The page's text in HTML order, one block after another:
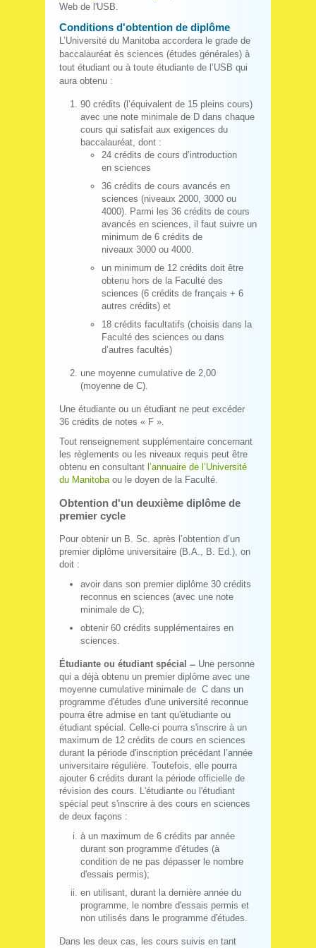
Web de l'USB.
Conditions d'obtention de diplôme
L’Université du Manitoba accordera le grade de
baccalauréat ès sciences (études générales) à
tout étudiant ou à toute étudiante de l’USB qui
aura obtenu :
90 crédits (l’équivalent de 15 pleins cours)
avec une note minimale de D dans chaque
cours qui satisfait aux exigences du
baccalauréat, dont :
24 crédits de cours d’introduction
en sciences
36 crédits de cours avancés en
sciences (niveaux 2000, 3000 ou
4000). Parmi les 36 crédits de cours
avancés en sciences, il faut suivre un
minimum de 6 crédits de
niveaux 3000 ou 4000.
un minimum de 12 crédits doit être
obtenu hors de la Faculté des
sciences (6 crédits de français + 6
autres crédits) et
18 crédits facultatifs (choisis dans la
Faculté des sciences ou dans
d’autres facultés)
une moyenne cumulative de 2,00
(moyenne de C).
Une étudiante ou un étudiant ne peut excéder
36 crédits de notes « F ».
Tout renseignement supplémentaire concernant
les règlements ou les niveaux requis peut être
obtenu en consultant l’annuaire de l’Université
du Manitoba ou le doyen de la Faculté.
Obtention d'un deuxième diplôme de
premier cycle
Pour obtenir un B. Sc. après l’obtention d’un
premier diplôme universitaire (B.A., B. Ed.), on
doit :
avoir dans son premier diplôme 30 crédits
reconnus en sciences (avec une note
minimale de C);
obtenir 60 crédits supplémentaires en
sciences.
Étudiante ou étudiant spécial ̶ Une personne
qui a déjà obtenu un premier diplôme avec une
moyenne cumulative minimale de C dans un
programme d'études d'une université reconnue
pourra être admise en tant qu'étudiante ou
étudiant spécial. Celle-ci pourra s'inscrire à un
maximum de 12 crédits de cours en sciences
durant la période d'inscription précédant l’année
universitaire régulière. Toutefois, elle pourra
ajouter 6 crédits durant la période officielle de
révision des cours. L'étudiante ou l'étudiant
spécial peut s'inscrire à des cours en sciences
de deux façons :
à un maximum de 6 crédits par année
durant son programme d'études (à
condition de ne pas dépasser le nombre
d'essais permis);
en utilisant, durant la dernière année du
programme, le nombre d'essais permis et
non utilisés dans le programme d'études.
Dans les deux cas, les cours suivis en tant